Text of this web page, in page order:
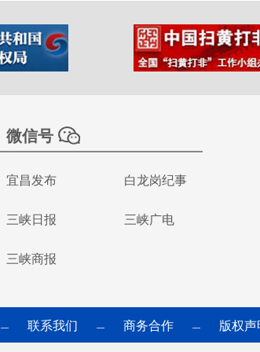
微信号
宜昌发布 白龙岗纪事
三峡日报 三峡广电
三峡商报
— 联系我们 — 商务合作 — 版权声